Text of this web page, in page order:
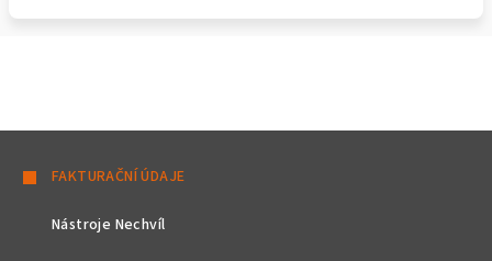
FAKTURAČNÍ ÚDAJE
Nástroje Nechvíl